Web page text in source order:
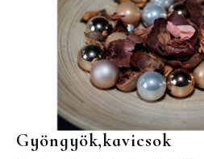
Gyöngyök,kavicsok